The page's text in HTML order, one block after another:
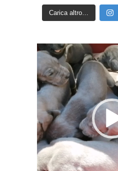
Carica altro…
Video
Player